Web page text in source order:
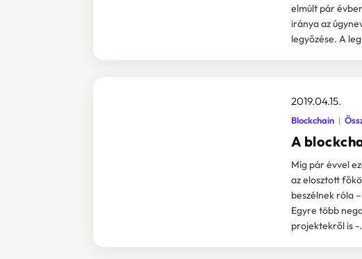
elmúlt pár
iránya az
legyőzése. A
A
2019.04.15.
Blockchain
Míg pár évvel
az elosztott
beszélnek róla
Egyre több
projektekről is -